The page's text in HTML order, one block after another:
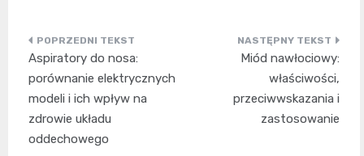
Nawigacja
wpisu
Aspiratory do nosa:
porównanie elektrycznych
modeli i ich wpływ na
zdrowie układu
oddechowego
Miód nawłociowy:
właściwości,
przeciwwskazania i
zastosowanie